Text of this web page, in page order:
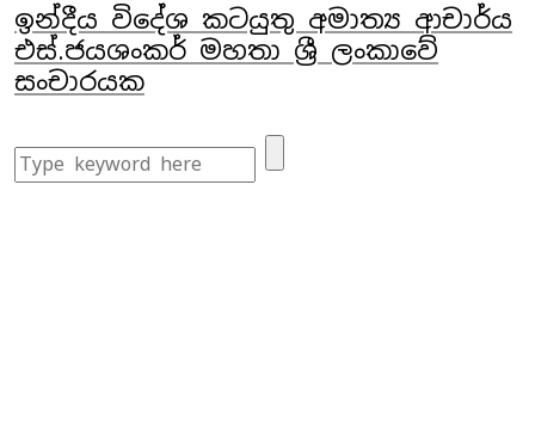
ඉන්දීය විදේශ කටයුතු අමාත්‍ය ආචාර්ය
එස්.ජයශංකර් මහතා ශ්‍රී ලංකාවේ
සංචාරයක